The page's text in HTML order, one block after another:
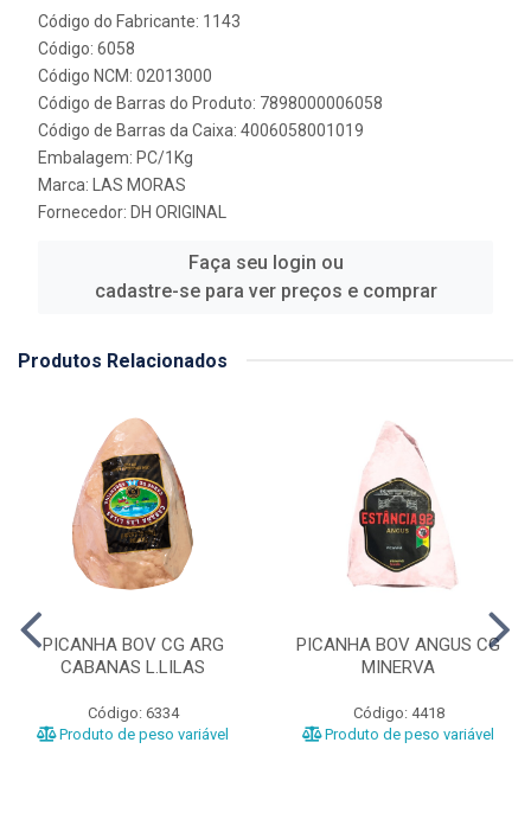
Código do Fabricante: 1143
Código: 6058
Código NCM: 02013000
Código de Barras do Produto: 7898000006058
Código de Barras da Caixa: 4006058001019
Embalagem: PC/1Kg
Marca:
LAS MORAS
Fornecedor: DH ORIGINAL
Faça seu login ou
cadastre-se para ver preços e comprar
Produtos Relacionados
PICANHA BOV CG ARG
CABANAS L.LILAS
Código: 6334
Produto de peso variável
PICANHA BOV ANGUS CG
MINERVA
Código: 4418
Produto de peso variável